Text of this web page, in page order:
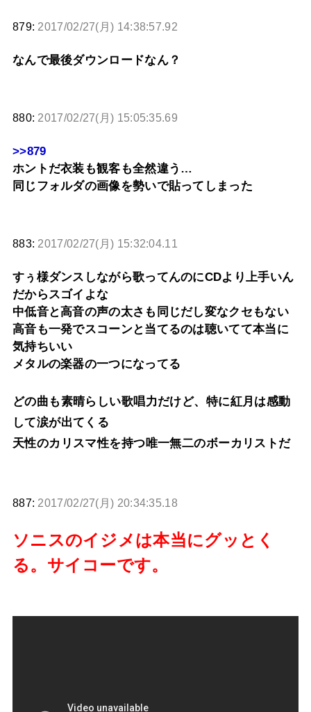
879: 2017/02/27(月) 14:38:57.92
なんで最後ダウンロードなん？
880: 2017/02/27(月) 15:05:35.69
>>879
ホントだ衣装も観客も全然違う…
同じフォルダの画像を勢いで貼ってしまった
883: 2017/02/27(月) 15:32:04.11
すぅ様ダンスしながら歌ってんのにCDより上手いん
だからスゴイよな
中低音と高音の声の太さも同じだし変なクセもない
高音も一発でスコーンと当てるのは聴いてて本当に
気持ちいい
メタルの楽器の一つになってる
どの曲も素晴らしい歌唱力だけど、特に紅月は感動
して涙が出てくる
天性のカリスマ性を持つ唯一無二のボーカリストだ
887: 2017/02/27(月) 20:34:35.18
ソニスのイジメは本当にグッとく
る。サイコーです。